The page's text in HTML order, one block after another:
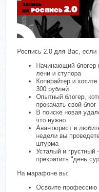
Роспись 2.0 для Вас, если
Начинающий блогер
лени и ступора
Копирайтер и
300 рублей
Опытный блогер,
прокачать свой блог
В поиске новая
что нужно
Авантюрист и
недели вы
штурма
Усталый и грустный
прекратить "день
На марафоне вы:
Освоите профессию